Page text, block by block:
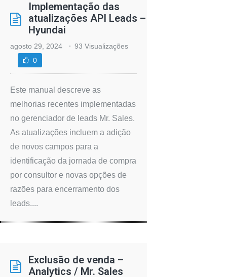
Implementação das
atualizações API Leads –
Hyundai
agosto 29, 2024
93 Visualizações
0
Este manual descreve as
melhorias recentes implementadas
no gerenciador de leads Mr. Sales.
As atualizações incluem a adição
de novos campos para a
identificação da jornada de compra
por consultor e novas opções de
razões para encerramento dos
leads....
Exclusão de venda –
Analytics / Mr. Sales